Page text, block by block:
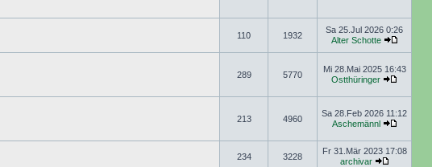
110 1932
Sa 25.Jul 2026 0:26
Alter Schotte
289 5770
Mi 28.Mai 2025 16:43
Ostthüringer
213 4960
Sa 28.Feb 2026 11:12
Aschemännl
234 3228
Fr 31.Mär 2023 17:08
archivar